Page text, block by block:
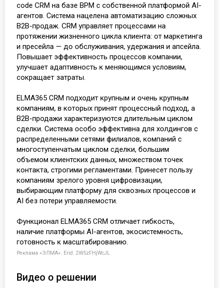
code CRM на базе BPM с собственной платформой AI-
агентов. Система нацелена автоматизацию сложных
B2B-продаж. CRM управляет процессами на
протяжении жизненного цикла клиента: от маркетинга
и пресейла — до обслуживания, удержания и апсейла.
Повышает эффективность процессов компании,
улучшает адаптивность к меняющимся условиям,
сокращает затраты.
ELMA365 CRM подходит крупным и очень крупным
компаниям, в которых принят процессный подход, а
B2B-продажи характеризуются длительным циклом
сделки. Система особо эффективна для холдингов с
распределенными сетями филиалов, компаний с
многоступенчатым циклом сделки, большим
объемом клиентских данных, множеством точек
контакта, строгими регламентами. Принесет пользу
компаниям зрелого уровня цифровизации,
выбирающим платформу для сквозных процессов и
AI без потери управляемости.
Функционал ELMA365 CRM отличает гибкость,
наличие платформы AI-агентов, экосистемность,
готовность к масштабированию.
Реклама «ЭЛМА». Erid: 2W5zFHjWcJL
Видео о решении